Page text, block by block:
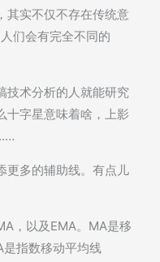
其实不仅不存在传统意
们会有完全不同的
技术分析的人就能研究
十字星意味着啥，上影
更多的辅助线。有点儿
，以及EMA。MA是移
指数移动平均线